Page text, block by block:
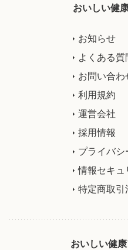
おいしい健
お知らせ
よくある質
お問い合わ
利用規約
運営会社
採用情報
プライバ
情報セキュ
特定商取
おいしい健